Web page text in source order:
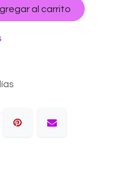
al carrito